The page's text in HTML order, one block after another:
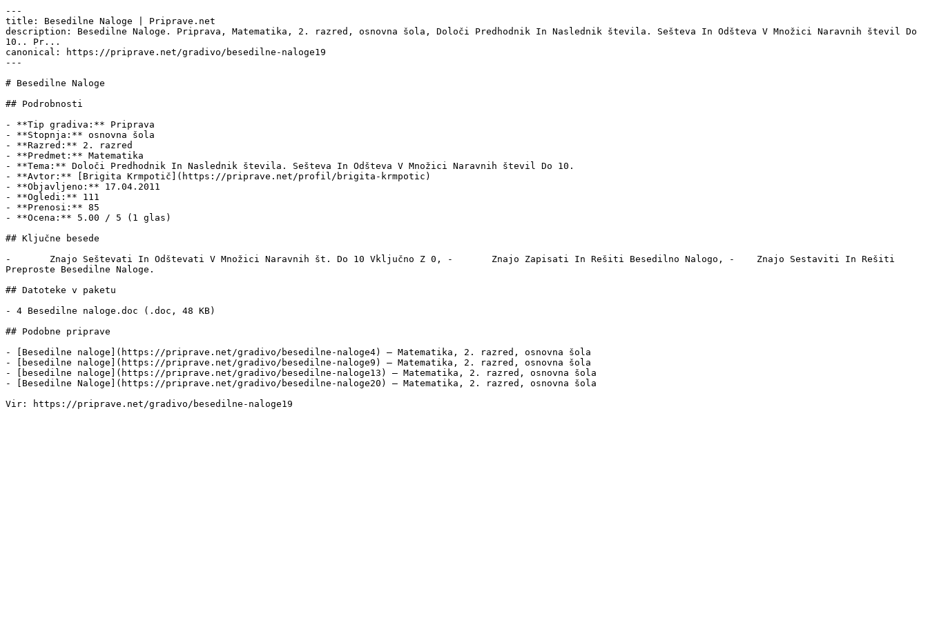
---
title: Besedilne Naloge | Priprave.net
description: Besedilne Naloge. Priprava, Matematika, 2. razred, osnovna šola, Določi Predhodnik In Naslednik števila. Sešteva In Odšteva V Množici Naravnih števil Do
10.. Pr...
canonical: https://priprave.net/gradivo/besedilne-naloge19
---
# Besedilne Naloge
## Podrobnosti
- **Tip gradiva:** Priprava
- **Stopnja:** osnovna šola
- **Razred:** 2. razred
- **Predmet:** Matematika
- **Tema:** Določi Predhodnik In Naslednik števila. Sešteva In Odšteva V Množici Naravnih števil Do 10.
- **Avtor:** [Brigita Krmpotič](https://priprave.net/profil/brigita-krmpotic)
- **Objavljeno:** 17.04.2011
- **Ogledi:** 111
- **Prenosi:** 85
- **Ocena:** 5.00 / 5 (1 glas)
## Ključne besede
-	Znajo Seštevati In Odštevati V Množici Naravnih št. Do 10 Vključno Z 0, -	Znajo Zapisati In Rešiti Besedilno Nalogo, -	Znajo Sestaviti In Rešiti
Preproste Besedilne Naloge.
## Datoteke v paketu
- 4 Besedilne naloge.doc (.doc, 48 KB)
## Podobne priprave
- [Besedilne naloge](https://priprave.net/gradivo/besedilne-naloge4) — Matematika, 2. razred, osnovna šola
- [besedilne naloge](https://priprave.net/gradivo/besedilne-naloge9) — Matematika, 2. razred, osnovna šola
- [besedilne naloge](https://priprave.net/gradivo/besedilne-naloge13) — Matematika, 2. razred, osnovna šola
- [Besedilne Naloge](https://priprave.net/gradivo/besedilne-naloge20) — Matematika, 2. razred, osnovna šola